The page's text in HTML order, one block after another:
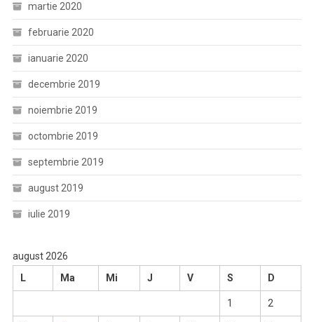
martie 2020
februarie 2020
ianuarie 2020
decembrie 2019
noiembrie 2019
octombrie 2019
septembrie 2019
august 2019
iulie 2019
august 2026
L
Ma Mi J V S D
1 2